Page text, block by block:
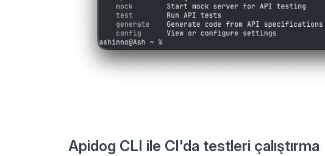
Apidog CLI ile CI'da testleri çalıştırma